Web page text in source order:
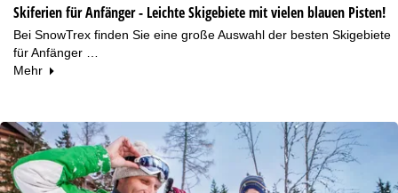
Skiferien für Anfänger - Leichte Skigebiete mit vielen blauen Pisten!
Bei SnowTrex finden Sie eine große Auswahl der besten Skigebiete
für Anfänger …
Mehr